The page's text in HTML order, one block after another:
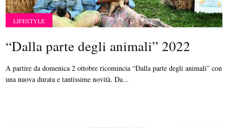
LIFESTYLE
“Dalla parte degli animali” 2022
A partire da domenica 2 ottobre ricomincia “Dalla parte degli animali” con
una nuova durata e tantissime novità. Da...